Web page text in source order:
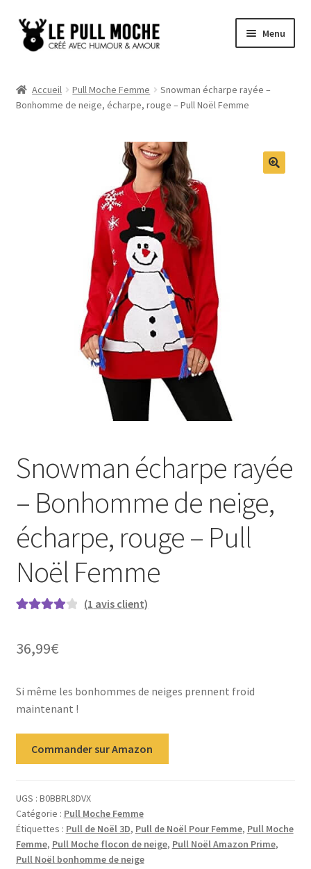
Aller
Aller
au
Menu
Pull Noël Femme
Accueil Pull Moche Femme
Snowman écharpe rayée –
Bonhomme de neige, écharpe, rouge – Pull Noël Femme
Snowman écharpe rayée
– Bonhomme de neige,
écharpe, rouge – Pull
Noël Femme
sur
client
(1 avis client)
36,99€
Si même les bonhommes de neiges prennent froid
maintenant !
Commander sur Amazon
UGS : B0BBRL8DVX
Catégorie : Pull Moche Femme
Étiquettes : Pull de Noël 3D, Pull de Noël Pour Femme, Pull Moche
Femme, Pull Moche flocon de neige, Pull Noël Amazon Prime,
Pull Noël bonhomme de neige